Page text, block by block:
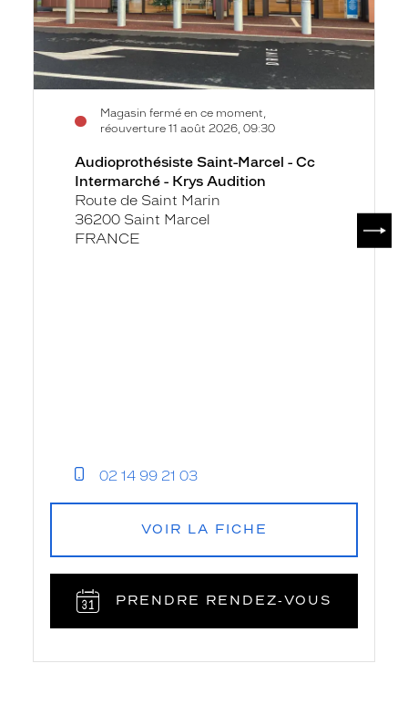
Audition
Magasin fermé en ce moment,
réouverture 11 août 2026, 09:30
Audioprothésiste Saint-Marcel - Cc
Intermarché - Krys Audition
Route de Saint Marin
36200 Saint Marcel
FRANCE
02 14 99 21 03
VOIR LA FICHE
PRENDRE RENDEZ‑VOUS